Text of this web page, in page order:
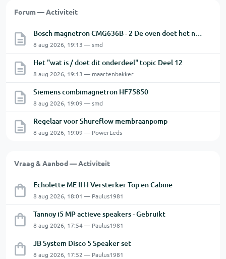
Forum — Activiteit
8 aug 2026, 19:13 — smd
Het "wat is / doet dit onderdeel" topic Deel 12
8 aug 2026, 19:13 — maartenbakker
Siemens combimagnetron HF75850
8 aug 2026, 19:09 — smd
Regelaar voor Shureflow membraanpomp
8 aug 2026, 19:09 — PowerLeds
Vraag & Aanbod — Activiteit
Echolette ME II H Versterker Top en Cabine
8 aug 2026, 18:01 — Paulus1981
Tannoy i5 MP actieve speakers - Gebruikt
8 aug 2026, 17:54 — Paulus1981
JB System Disco 5 Speaker set
8 aug 2026, 17:52 — Paulus1981